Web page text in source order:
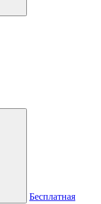
Бесплатная